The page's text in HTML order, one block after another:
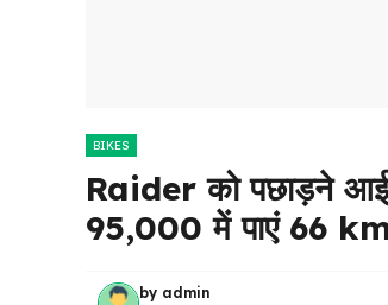
BIKES
Raider को पछाड़ने
₹95,000 में पाएं 66
by admin